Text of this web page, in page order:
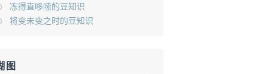
冻得直哆嗦的豆知识
将变未变之时的豆知识
图